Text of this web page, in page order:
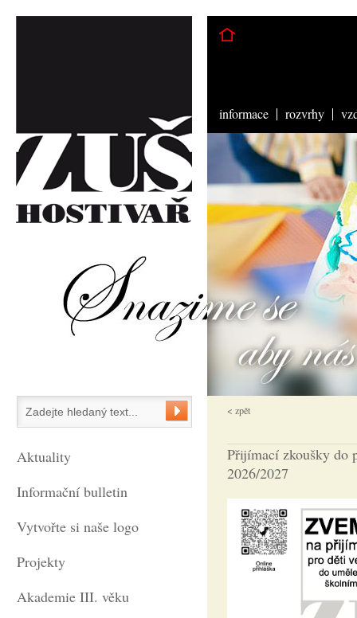
< zpět
Přijímací zkoušky do
2026/2027
Aktuality
Informační bulletin
Vytvořte si naše logo
Projekty
Akademie III. věku
informace rozvrhy